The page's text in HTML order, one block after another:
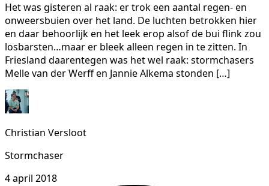
Het was gisteren al raak: er trok een aantal regen- en
onweersbuien over het land. De luchten betrokken hier
en daar behoorlijk en het leek erop alsof de bui flink zou
losbarsten…maar er bleek alleen regen in te zitten. In
Friesland daarentegen was het wel raak: stormchasers
Melle van der Werff en Jannie Alkema stonden […]
Christian Versloot
Stormchaser
4 april 2018